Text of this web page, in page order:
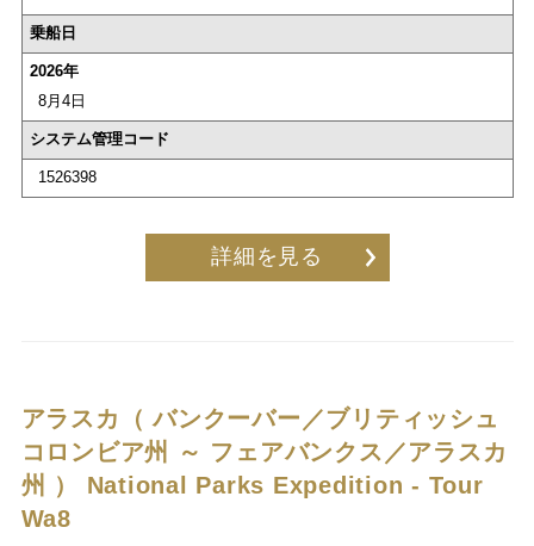
乗船日
2026年
8月4日
システム管理コード
1526398
詳細を見る
アラスカ（ バンクーバー／ブリティッシュ
コロンビア州 ～ フェアバンクス／アラスカ
州 ） National Parks Expedition - Tour
Wa8